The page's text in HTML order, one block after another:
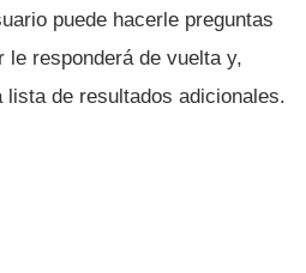
puede hacerle preguntas
le responderá de vuelta y,
lista de resultados adicionales.